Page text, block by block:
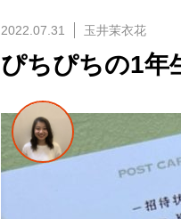
2022.07.31 玉井茉衣花
ぴちぴちの1